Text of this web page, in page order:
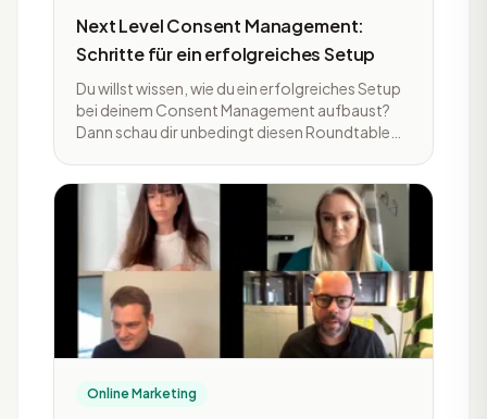
Next Level Consent Management:
Schritte für ein erfolgreiches Setup
Du willst wissen, wie du ein erfolgreiches Setup
bei deinem Consent Management aufbaust?
Dann schau dir unbedingt diesen Roundtable
Experten auf ihrem Gebiet uns verraten dir
Tipps und Tricks, um ein erfolgreiches Setup
aufzubauen.
Online Marketing